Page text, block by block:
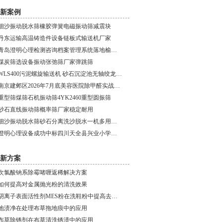
案例
沙振动脱水筛橡胶弹簧电磁振动筛减震块
东运输高温铸造件设备链板式输送机厂家
青岛澄明心理检测咨询档案管理系统落地榆阳健康小屋建设项目
炭筛选设备振动张弛筛厂家弹跳筛
WLS400污泥螺旋输送机 砂石沉淀池无轴绞龙输送机
南京建邺区2026年7月底美容医院除甲醛实战案例｜无窗无通风
型筛煤筛石机振动筛4YK2460重型圆振筛
石直线振动筛概率筛厂家稳定耐用
细沙振动脱水筛砂石分离洗沙脱水一机多用设备
澄明心理设备成功中标四川天全县兴业小学心理咨询室采购项目
方案
氯酸钠系除霉啫喱返稀解决方案
何提高对金属抛光粉的清洗效果
阴离子表面活性剂MES粉在洗鞋粉中提高去污力的应用
渍净在处理布草拖地痕中的应用
草除锈剂在布草清洗锈渍中的应用